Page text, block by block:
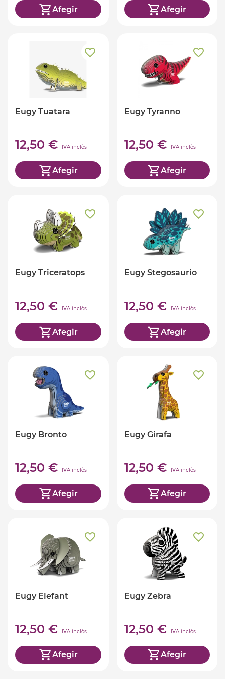
Afegir Afegir
Eugy Tuatara
12,50 € IVA inclòs
Afegir
Eugy Tyranno
12,50 € IVA inclòs
Afegir
Eugy Triceratops
12,50 € IVA inclòs
Afegir
Eugy Stegosaurio
12,50 € IVA inclòs
Afegir
Eugy Bronto
12,50 € IVA inclòs
Afegir
Eugy Girafa
12,50 € IVA inclòs
Afegir
Eugy Elefant
12,50 € IVA inclòs
Afegir
Eugy Zebra
12,50 € IVA inclòs
Afegir